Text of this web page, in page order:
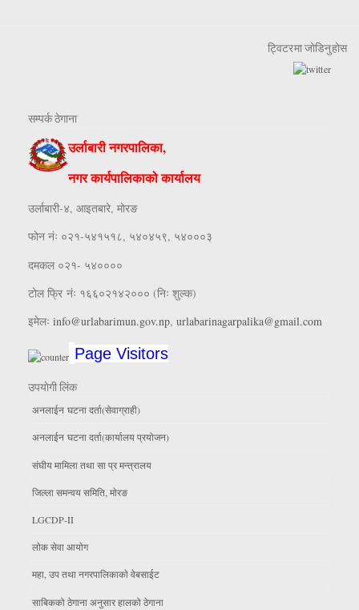
ट्विटरमा जोडिनुहोस
सम्पर्क ठेगाना
उर्लाबारी नगरपालिका,
नगर कार्यपालिकाको कार्यालय
उर्लाबारी-४, आइतबारे, माेरङ
फाेन नंः ०२१-५४१५१८, ५४०४५९, ५४०००३
दमकल ०२१- ५४००००
टोल फ्रि नंः १६६०२१४२००० (निः शुल्क)
इमेलः info@urlabarimun.gov.np, urlabarinagarpalika@gmail.com
Page Visitors
उपयाेगी लिंक
अनलाईन घटना दर्ता(सेवाग्राही)
अनलाईन घटना दर्ता(कार्यालय प्रयाेजन)
संघीय मामिला तथा सा प्र मन्त्रालय
जिल्ला समन्वय समिति, माेरङ
LGCDP-II
लाेक सेवा आयाेग
महा, उप तथा नगरपालिकाकाे वेबसाईट
साबिकको ठेगाना अनुसार हालको ठेगाना